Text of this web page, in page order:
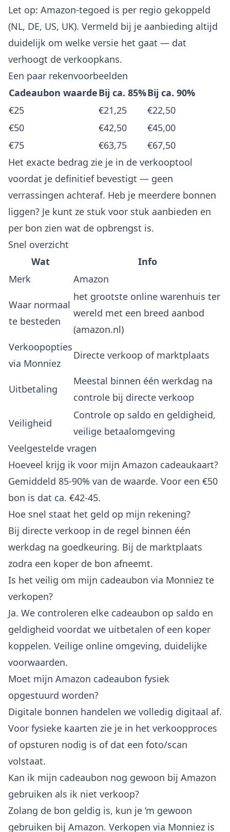
Let op: Amazon-tegoed is per regio gekoppeld
(NL, DE, US, UK). Vermeld bij je aanbieding altijd
duidelijk om welke versie het gaat — dat
verhoogt de verkoopkans.
Een paar rekenvoorbeelden
Cadeaubon waardeBij ca. 85%Bij ca. 90%
€25
€21,25
€22,50
€50
€42,50
€45,00
€75
€63,75
€67,50
Het exacte bedrag zie je in de verkooptool
voordat je definitief bevestigt — geen
verrassingen achteraf. Heb je meerdere bonnen
liggen? Je kunt ze stuk voor stuk aanbieden en
per bon zien wat de opbrengst is.
Snel overzicht
Wat
Info
Merk
Amazon
Waar normaal
te besteden
het grootste online warenhuis ter
wereld met een breed aanbod
(amazon.nl)
Verkoopopties
via Monniez
Directe verkoop of marktplaats
Uitbetaling
Meestal binnen één werkdag na
controle bij directe verkoop
Veiligheid
Controle op saldo en geldigheid,
veilige betaalomgeving
Veelgestelde vragen
Hoeveel krijg ik voor mijn Amazon cadeaukaart?
Gemiddeld 85-90% van de waarde. Voor een €50
bon is dat ca. €42-45.
Hoe snel staat het geld op mijn rekening?
Bij directe verkoop in de regel binnen één
werkdag na goedkeuring. Bij de marktplaats
zodra een koper de bon afneemt.
Is het veilig om mijn cadeaubon via Monniez te
verkopen?
Ja. We controleren elke cadeaubon op saldo en
geldigheid voordat we uitbetalen of een koper
koppelen. Veilige online omgeving, duidelijke
voorwaarden.
Moet mijn Amazon cadeaubon fysiek
opgestuurd worden?
Digitale bonnen handelen we volledig digitaal af.
Voor fysieke kaarten zie je in het verkoopproces
of opsturen nodig is of dat een foto/scan
volstaat.
Kan ik mijn cadeaubon nog gewoon bij Amazon
gebruiken als ik niet verkoop?
Zolang de bon geldig is, kun je ’m gewoon
gebruiken bij Amazon. Verkopen via Monniez is